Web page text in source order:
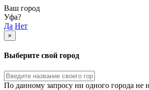
Ваш город
Уфа?
Да Нет
×
Выберите свой город
По данному запросу ни одного города не